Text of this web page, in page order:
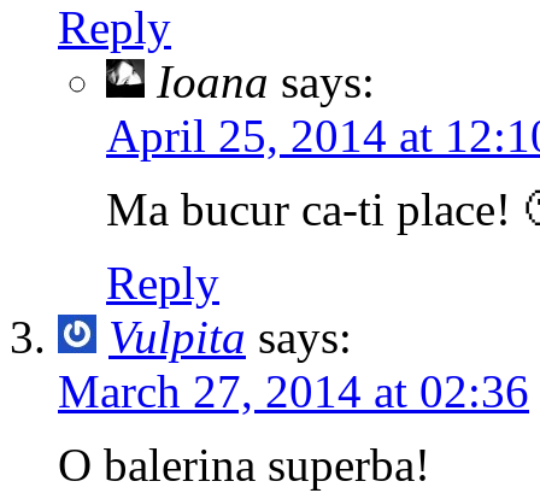
Reply
Ioana says:
April 25, 2014 at
Ma bucur ca-ti place!
Reply
Vulpita says:
March 27, 2014 at 02:36
O balerina superba!